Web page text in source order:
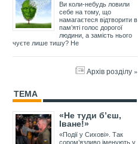
Ви коли-небудь ловили
себе на тому, що
намагаєтеся відтворити в
пам’яті голос дорогої
людини, а замість нього
чуєте лише тишу? Не
Архів розділу »
ТЕМА
«Не туди б’єш,
Іване!»
«Події у Сихові». Так
сором’язливо іменують у